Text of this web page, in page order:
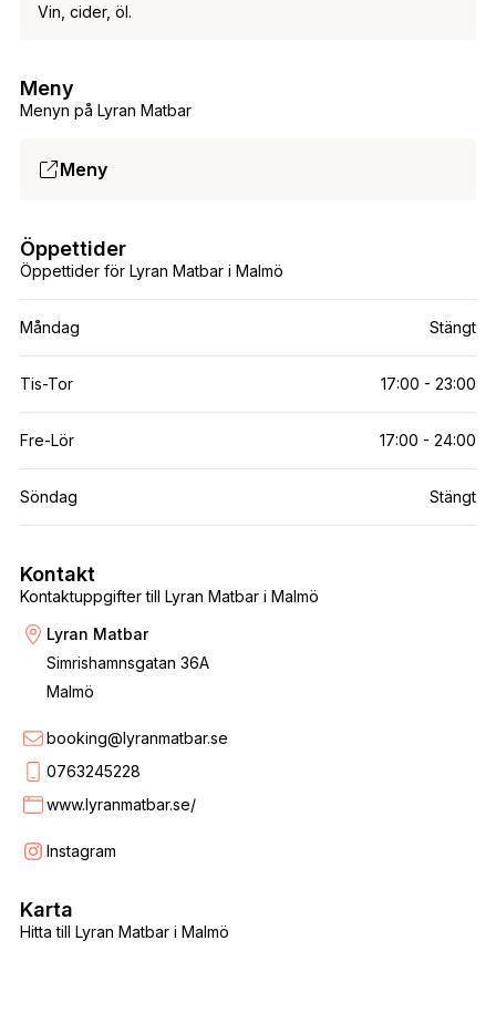
Vin, cider, öl.
Menyn på Lyran Matbar
Meny
Meny
Öppettider för Lyran Matbar i Malmö
Öppettider
Måndag Stängt
Tis-Tor 17:00 - 23:00
Fre-Lör 17:00 - 24:00
Söndag Stängt
Kontaktuppgifter till Lyran Matbar i Malmö
Kontakt
Lyran Matbar
Simrishamnsgatan 36A
Malmö
booking@lyranmatbar.se
0763245228
www.lyranmatbar.se/
Instagram
Hitta till Lyran Matbar i Malmö
Karta